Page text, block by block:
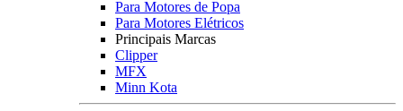
Para Motores de Popa
Para Motores Elétricos
Principais Marcas
Clipper
MFX
Minn Kota